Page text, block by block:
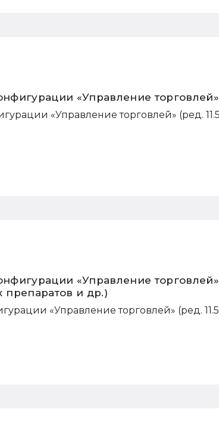
«Управление торговлей»
«Управление торговлей» (ред.
«Управление
препаратов и др.)
«Управление торговлей» (ред.